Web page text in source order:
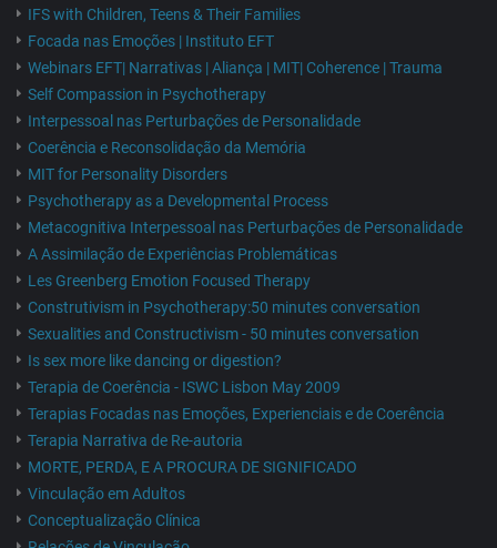
IFS with Children, Teens & Their Families
Focada nas Emoções | Instituto EFT
Webinars EFT| Narrativas | Aliança | MIT| Coherence | Trauma
Self Compassion in Psychotherapy
Interpessoal nas Perturbações de Personalidade
Coerência e Reconsolidação da Memória
MIT for Personality Disorders
Psychotherapy as a Developmental Process
Metacognitiva Interpessoal nas Perturbações de Personalidade
A Assimilação de Experiências Problemáticas
Les Greenberg Emotion Focused Therapy
Construtivism in Psychotherapy:50 minutes conversation
Sexualities and Constructivism - 50 minutes conversation
Is sex more like dancing or digestion?
Terapia de Coerência - ISWC Lisbon May 2009
Terapias Focadas nas Emoções, Experienciais e de Coerência
Terapia Narrativa de Re-autoria
MORTE, PERDA, E A PROCURA DE SIGNIFICADO
Vinculação em Adultos
Conceptualização Clínica